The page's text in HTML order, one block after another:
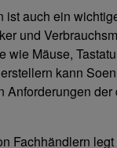
ist auch ein
und
Mäuse,
kann
Fachhändlern